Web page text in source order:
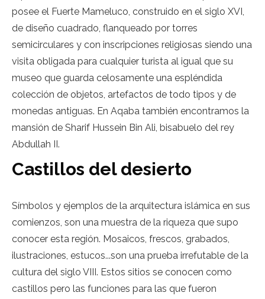
posee el Fuerte Mameluco, construido en el siglo XVI,
de diseño cuadrado, flanqueado por torres
semicirculares y con inscripciones religiosas siendo una
visita obligada para cualquier turista al igual que su
museo que guarda celosamente una espléndida
colección de objetos, artefactos de todo tipos y de
monedas antiguas. En Aqaba también encontramos la
mansión de Sharif Hussein Bin Ali, bisabuelo del rey
Abdullah II.
Castillos del desierto
Símbolos y ejemplos de la arquitectura islámica en sus
comienzos, son una muestra de la riqueza que supo
conocer esta región. Mosaicos, frescos, grabados,
ilustraciones, estucos...son una prueba irrefutable de la
cultura del siglo VIII. Estos sitios se conocen como
castillos pero las funciones para las que fueron